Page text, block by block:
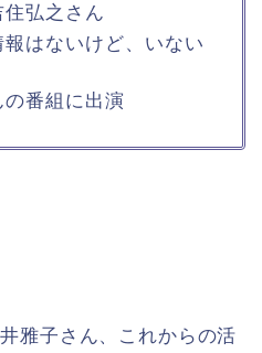
弘之さん
はないけど、いない
番組に出演
雅子さん、これからの活